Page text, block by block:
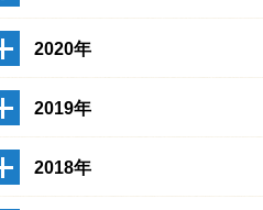
2020年
2019年
2018年